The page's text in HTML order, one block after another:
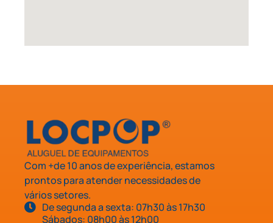
Com +de 10 anos de experiência, estamos
prontos para atender necessidades de
vários setores.
De segunda a sexta: 07h30 às 17h30
Sábados: 08h00 às 12h00